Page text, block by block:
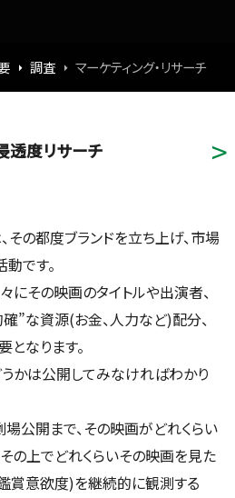
調査 マーケティング・リサーチ
透度リサーチ
の都度ブランドを立ち上げ、市場
です。
にその映画のタイトルや出演者、
”な資源(お金、人力など)配分、
なります。
かは公開してみなければわかり
公開まで、その映画がどれくらい
の上でどれくらいその映画を見た
賞意欲度)を継続的に観測する